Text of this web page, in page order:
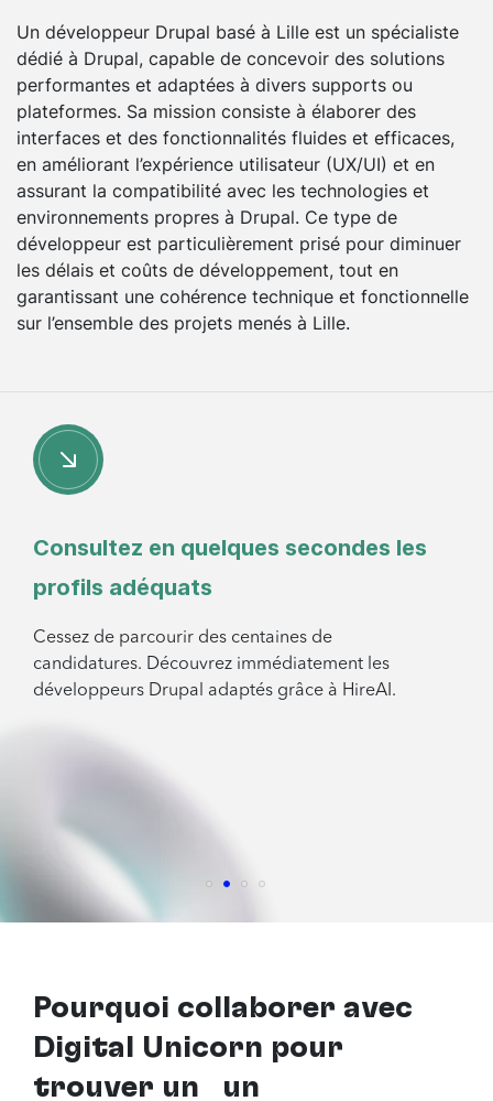
Un développeur Drupal basé à Lille est un spécialiste
dédié à Drupal, capable de concevoir des solutions
performantes et adaptées à divers supports ou
plateformes. Sa mission consiste à élaborer des
interfaces et des fonctionnalités fluides et efficaces,
en améliorant l’expérience utilisateur (UX/UI) et en
assurant la compatibilité avec les technologies et
environnements propres à Drupal. Ce type de
développeur est particulièrement prisé pour diminuer
les délais et coûts de développement, tout en
garantissant une cohérence technique et fonctionnelle
sur l’ensemble des projets menés à Lille.
Consultez en quelques secondes les
profils adéquats
Cessez de parcourir des centaines de
candidatures. Découvrez immédiatement les
développeurs Drupal adaptés grâce à HireAI.
Pourquoi collaborer avec
Digital Unicorn pour
trouver un
un